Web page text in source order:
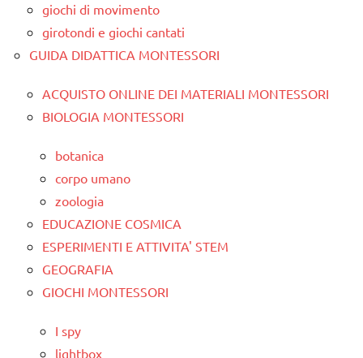
giochi di movimento
girotondi e giochi cantati
GUIDA DIDATTICA MONTESSORI
ACQUISTO ONLINE DEI MATERIALI MONTESSORI
BIOLOGIA MONTESSORI
botanica
corpo umano
zoologia
EDUCAZIONE COSMICA
ESPERIMENTI E ATTIVITA' STEM
GEOGRAFIA
GIOCHI MONTESSORI
I spy
lightbox